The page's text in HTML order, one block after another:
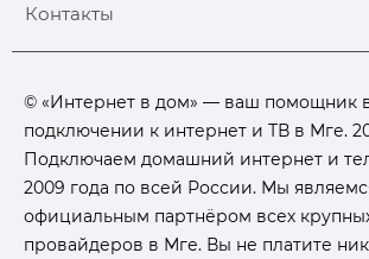
Контакты
© «Интернет в дом» — ваш помощник
подключении к интернет и ТВ в Мге.
Подключаем домашний интернет и
2009 года по всей России. Мы
официальным партнёром всех
провайдеров в Мге. Вы не платите